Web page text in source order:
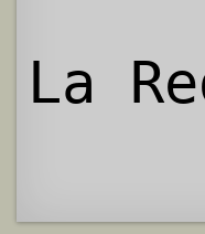
La